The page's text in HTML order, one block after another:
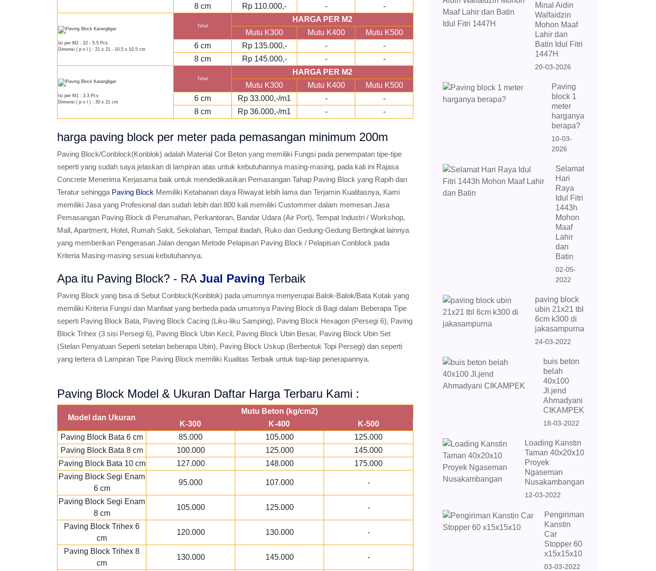
8 cm
Rp 110.000,- - -
Isi per M2 : 22 - 5.5 Pcs
Dimensi ( p x l ) : 21 x 21 - 10,5 x 10,5 cm
Tebal
HARGA PER M2
Mutu K300
Mutu K400
Mutu K500
6 cm
Rp 135.000,- -
-
8 cm
Rp 145.000,- - -
Isi per M1 : 3.3 Pcs
Dimensi ( p x l ) : 30 x 21 cm
Tebal
HARGA PER M2
Mutu K300
Mutu K400
Mutu K500
6 cm
Rp 33.000,-/m1 -
-
8 cm
Rp 36.000,-/m1 - -
harga paving block per meter pada pemasangan minimum 200m
Paving Block/Conblock(Konblok) adalah Material Cor Beton yang memiliki Fungsi pada penempatan tipe-tipe
seperti yang sudah saya jelaskan di lampiran atas untuk kebutuhannya masing-masing, pada kali ini Rajasa
Concrete Menerima Kerjasama baik untuk mendedikasikan Pemasangan Tahap Paving Block yang Rapih dan
Teratur sehingga Paving Block Memiliki Ketahanan daya Riwayat lebih lama dan Terjamin Kualitasnya, Kami
memiliki Jasa yang Profesional dan sudah lebih dari 800 kali memiliki Custommer dalam memesan Jasa
Pemasangan Paving Block di Perumahan, Perkantoran, Bandar Udara (Air Port), Tempat Industri / Workshop,
Mall, Apartment, Hotel, Rumah Sakit, Sekolahan, Tempat ibadah, Ruko dan Gedung-Gedung Bertingkat lainnya
yang memberikan Pengerasan Jalan dengan Metode Pelapisan Paving Block / Pelapisan Conblock pada
Kriteria Masing-masing sesuai kebutuhannya.
Apa itu Paving Block? - RA Jual Paving Terbaik
Paving Block yang bisa di Sebut Conblock(Konblok) pada umumnya menyerupai Balok-Balok/Bata Kotak yang
memiliki Kriteria Fungsi dan Manfaat yang berbeda pada umumnya Paving Block di Bagi dalam Beberapa Tipe
seperti Paving Block Bata, Paving Block Cacing (Liku-liku Samping), Paving Block Hexagon (Persegi 6), Paving
Block Trihex (3 sisi Persegi 6), Paving Block Ubin Kecil, Paving Block Ubin Besar, Paving Block Ubin Set
(Stelan Penyatuan Seperti setelan beberapa Ubin), Paving Block Uskup (Berbentuk Topi Persegi) dan seperti
yang tertera di Lampiran Tipe Paving Block memiliki Kualitas Terbaik untuk tiap-tiap penerapannya.
Paving Block Model & Ukuran Daftar Harga Terbaru Kami :
Model dan Ukuran
Mutu Beton (kg/cm2)
K-300
K-400
K-500
Paving Block Bata 6 cm
85.000 105.000
125.000
Paving Block Bata 8 cm
100.000 125.000
145.000
Paving Block Bata 10 cm
127.000 148.000
175.000
Paving Block Segi Enam
6 cm
95.000 107.000 -
Paving Block Segi Enam
8 cm
105.000 125.000 -
Paving Block Trihex 6
cm
120.000 130.000 -
Paving Block Trihex 8
cm
130.000 145.000 -
Minal Aidin
Walfaidzin
Mohon Maaf
Lahir dan
Batin Idul Fitri
1447H
20-03-2026
Paving
block 1
meter
harganya
berapa?
10-03-
2026
Selamat
Hari
Raya
Idul Fitri
1443h
Mohon
Maaf
Lahir
dan
Batin
02-05-
2022
paving block
ubin 21x21 tbl
6cm k300 di
jakasampurna
24-03-2022
buis beton
belah
40x100
Jl.jend
Ahmadyani
CIKAMPEK
18-03-2022
Loading Kanstin
Taman 40x20x10
Proyek
Ngaseman
Nusakambangan
12-03-2022
Pengiriman
Kanstin
Car
Stopper 60
x15x15x10
03-03-2022